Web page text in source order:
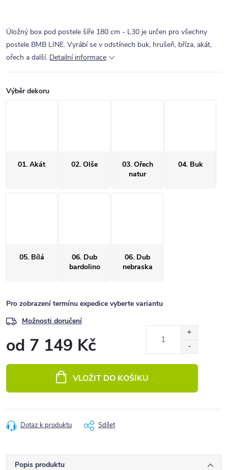
Úložný box pod postele šíře 180 cm - L30 je určen pro všechny
postele BMB LINE. Vyrábí se v odstínech buk, hrušeň, bříza, akát,
ořech a další. Detailní informace
Výběr dekoru
01. Akát 02. Olše
03. Ořech
natur
04. Buk
05. Bílá
06. Dub
bardolino
06. Dub
nebraska
Pro zobrazení termínu expedice vyberte variantu
Možnosti doručení
od 7 149 Kč
VLOŽIT DO KOŠÍKU
Dotaz k produktu Sdílet
Popis produktu